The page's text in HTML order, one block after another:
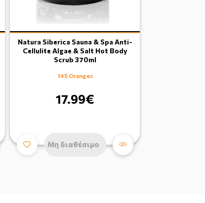
Natura Siberica Sauna & Spa Anti-
Cellulite Algae & Salt Hot Body
Scrub 370ml
145 Oranges
17.99€
Μη διαθέσιμο